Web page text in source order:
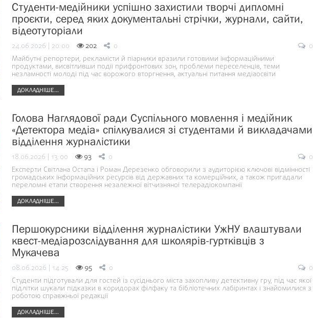
Студенти-медійники успішно захистили творчі дипломні
проєкти, серед яких документальні стрічки, журнали, сайти,
відеотуторіали
24.06.2026 | 20:00 202 0
0
Майбутні репортери, рекламісти й піарники вразили готовими інформаційними
продуктами, висвітливши події прифронтових зон, проблеми переселенців, теми
незламності молоді під час ворожого вторгнення, актуальні питання медіаосвіти
ДОКЛАДНІШЕ...
Голова Наглядової ради Суспільного мовлення і медійник
«Детектора медіа» спілкувалися зі студентами й викладачами
відділення журналістики
18.06.2026 | 13:00 93 0
0
Експерти Світлана Остапа і Роман Дерезенко обговорили з аудиторією ключові відмінності
громадських інформаційних ресурсів від державних та комерційних, а також пригадали
переломні етапи створення незалежної вітчизняної телерадіокомпанії
ДОКЛАДНІШЕ...
Першокурсники відділення журналістики УжНУ влаштували
квест-медіарозслідування для школярів-гуртківців з
Мукачева
08.06.2026 | 14:25 95 0
0
Студенти підготували для гостей із сусіднього міста захопливу детективну гру, під час якої
підлітки шукали підказки в коридорах філфаку та бібліотечних лабіринтах і знайомилися з
роботою справжньої редакції
ДОКЛАДНІШЕ...